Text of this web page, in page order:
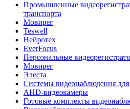
Промышленные
транспорта
Мовирег
Teswell
Нейротех
EverFocus
Персональные
Мовирег
Элеста
Системы видеонаблюдения для
AHD-видеокамеры
Готовые комплекты